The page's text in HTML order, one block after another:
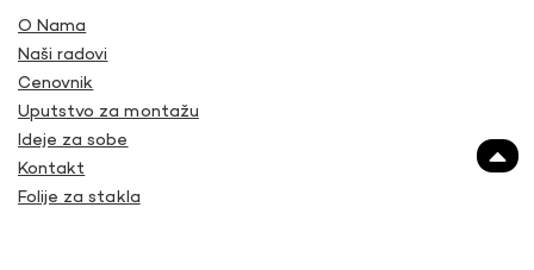
O Nama
Naši radovi
Cenovnik
Uputstvo za montažu
Ideje za sobe
Kontakt
Folije za stakla